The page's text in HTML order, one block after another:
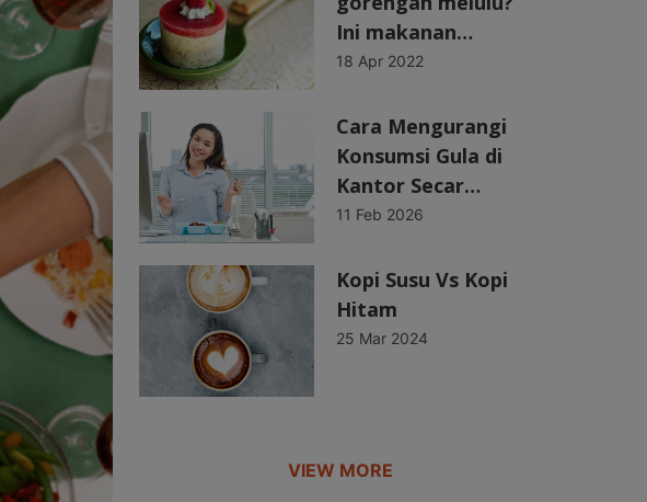
Ini makanan…
18 Apr 2022
Cara Mengurangi
Konsumsi Gula di
Kantor Secar…
11 Feb 2026
Kopi Susu Vs Kopi
Hitam
25 Mar 2024
VIEW MORE